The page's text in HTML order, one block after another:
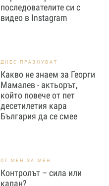
последователите си с
видео в Instagram
ДНЕС ПРАЗНУВАТ
Какво не знаем за Георги
Мамалев - актьорът,
който повече от пет
десетилетия кара
България да се смее
ОТ МЕН ЗА МЕН
Контролът – сила или
капан?